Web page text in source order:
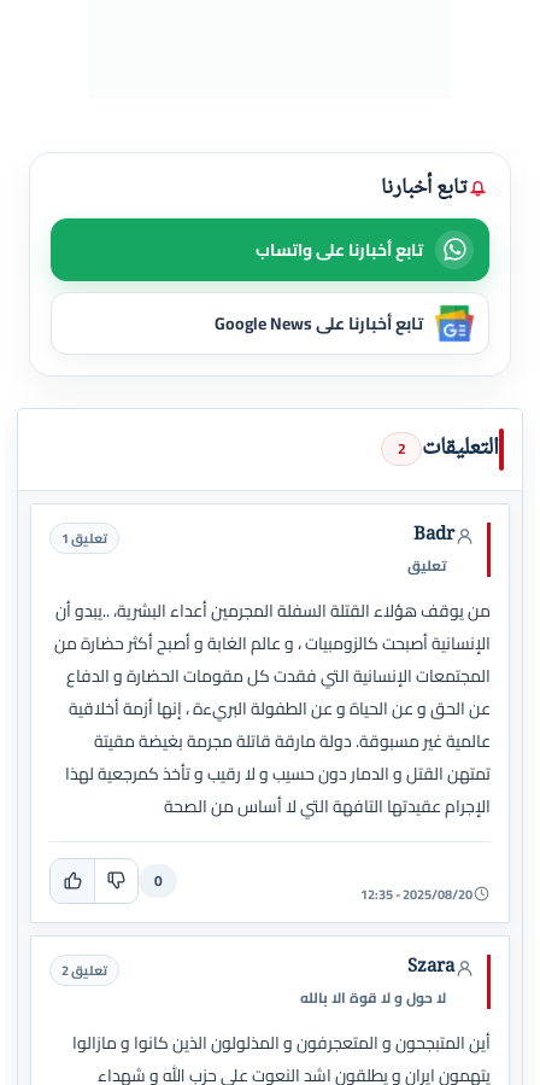
تابع أخبارنا
تابع أخبارنا على واتساب
تابع أخبارنا على Google News
التعليقات 2
Badr
تعليق
تعليق 1
من يوقف هؤلاء القتلة السفلة المجرمين أعداء البشرية، ..يبدو أن
الإنسانية أصبحت كالزومبيات ، و عالم الغابة و أصبح أكثر حضارة من
المجتمعات الإنسانية التي فقدت كل مقومات الحضارة و الدفاع
عن الحق و عن الحياة و عن الطفولة البريءة ، إنها أزمة أخلاقية
عالمية غير مسبوقة. دولة مارقة قاتلة مجرمة بغيضة مقيتة
تمتهن القتل و الدمار دون حسيب و لا رقيب و تأخذ كمرجعية لهذا
الإجرام عقيدتها التافهة التي لا أساس من الصحة
2025/08/20 - 12:35
0
Szara
لا حول و لا قوة الا بالله
تعليق 2
أين المتبجحون و المتعجرفون و المذلولون الذين كانوا و مازالوا
يتهمون ايران و يطلقون اشد النعوت على حزب الله و شهداء